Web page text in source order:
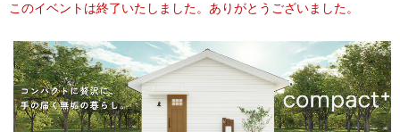
このイベントは終了いたしました。ありがとうございました。